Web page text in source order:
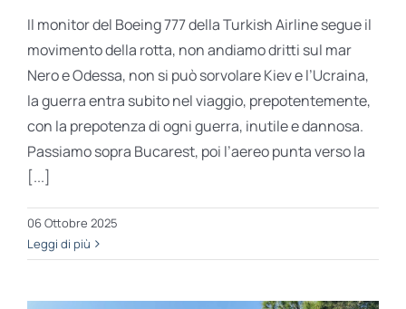
Il monitor del Boeing 777 della Turkish Airline segue il
movimento della rotta, non andiamo dritti sul mar
Nero e Odessa, non si può sorvolare Kiev e l’Ucra­ina,
la guerra entra subito nel viaggio, prepotentemente,
con la prepotenza di ogni guerra, inutile e dannosa.
Passiamo sopra Bucarest, poi l’aereo punta verso la
[...]
06 Ottobre 2025
Leggi di più